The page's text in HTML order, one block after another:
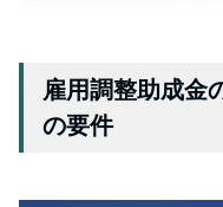
雇用調整助成金
の要件